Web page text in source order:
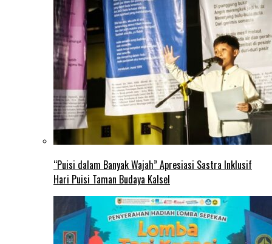
“Puisi dalam Banyak Wajah” Apresiasi Sastra Inklusif
Hari Puisi Taman Budaya Kalsel